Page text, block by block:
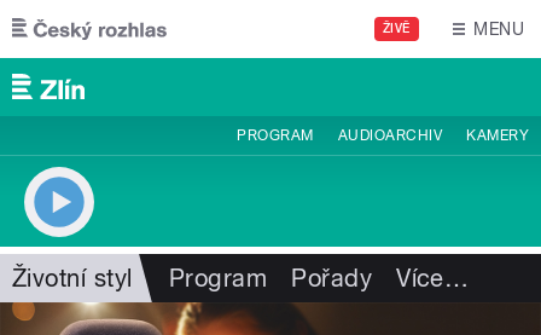
Přejít k hlavnímu obsahu
ŽIVĚ MENU
PROGRAM AUDIOARCHIV KAMERY
Životní styl Program Pořady Více…